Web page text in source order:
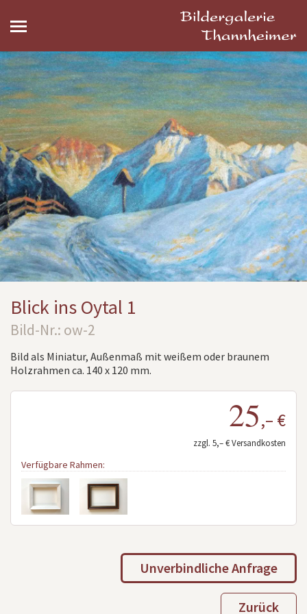
Blick ins Oytal 1
Bild-Nr.: ow-2
Bild als Miniatur, Außenmaß mit weißem oder braunem
Holzrahmen ca. 140 x 120 mm.
25,– €
zzgl. 5,– € Versandkosten
Verfügbare Rahmen:
Unverbindliche Anfrage
Zurück